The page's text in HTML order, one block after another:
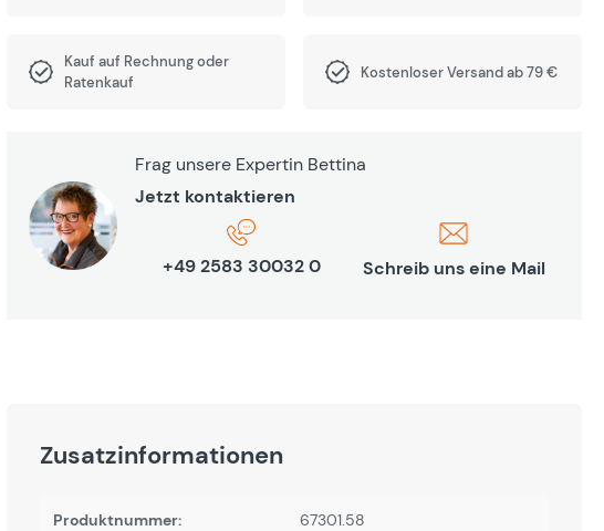
Kauf auf Rechnung oder
Ratenkauf
Kostenloser Versand ab 79 €
Frag unsere Expertin Bettina
Jetzt kontaktieren
+49 2583 30032 0 Schreib uns eine Mail
Zusatzinformationen
Produktnummer: 67301.58